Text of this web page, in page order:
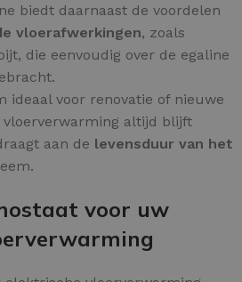
biedt daarnaast de voordelen
vloerafwerkingen, zoals
die eenvoudig over de egaline
ideaal voor renovatie of nieuwe
vloerverwarming altijd blijft
aan de levensduur van het
voor uw